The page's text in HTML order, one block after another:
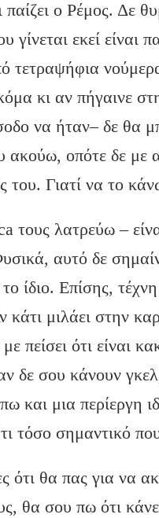
ο Ρέμος. Δε
γίνεται εκεί
τετραψήφια
κι αν πήγαινε
να ήταν– δε θα
ακούω, οπότε δε με
του. Γιατί να το
τους λατρεύω –
αυτό δε
ίδιο. Επίσης,
κάτι μιλάει στην
πείσει ότι είναι
δε σου κάνουν
και μια περίεργη
τόσο σημαντικό
ότι θα πας για να
θα σου πω ότι